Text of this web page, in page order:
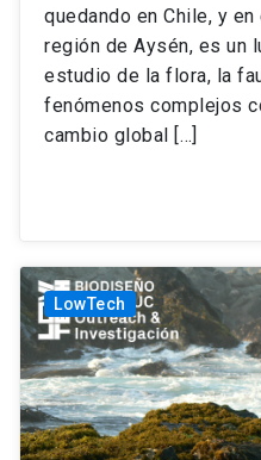
quedando en Chile, y
región de Aysén, es un
estudio de la flora, la
fenómenos complejos
cambio global […]
LowTech